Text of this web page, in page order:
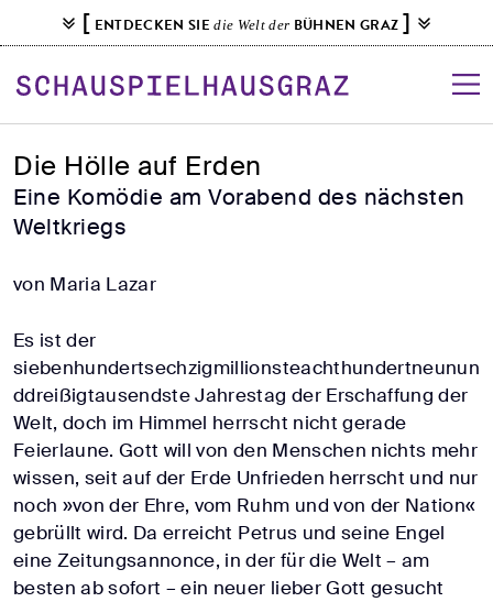
k
p
t
c
o
[ ENTDECKEN SIEdie Welt der BÜHNEN GRAZ ]
Die Hölle auf Erden
Eine Komödie am Vorabend des nächsten
Weltkriegs
von Maria Lazar
Es ist der
siebenhundertsechzigmillionsteachthundertneunun
ddreißigtausendste Jahrestag der Erschaffung der
Welt, doch im Himmel herrscht nicht gerade
Feierlaune. Gott will von den Menschen nichts mehr
wissen, seit auf der Erde Unfrieden herrscht und nur
noch »von der Ehre, vom Ruhm und von der Nation«
gebrüllt wird. Da erreicht Petrus und seine Engel
eine Zeitungsannonce, in der für die Welt – am
besten ab sofort – ein neuer lieber Gott gesucht